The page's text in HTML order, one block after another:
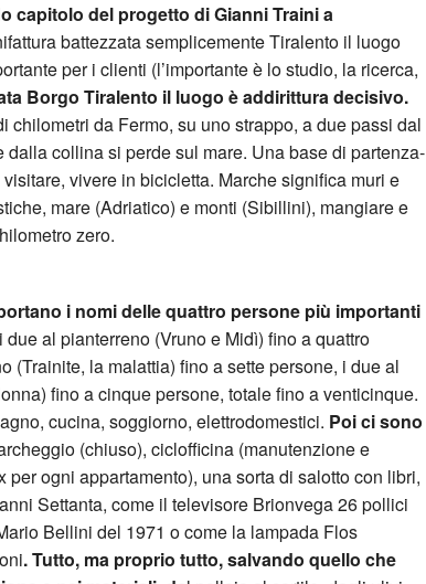
capitolo del progetto di Gianni Traini a
battezzata semplicemente Tiralento il luogo
per i clienti (l’importante è lo studio, la ricerca,
Borgo Tiralento il luogo è addirittura decisivo.
chilometri da Fermo, su uno strappo, a due passi dal
dalla collina si perde sul mare. Una base di partenza-
vivere in bicicletta. Marche significa muri e
mare (Adriatico) e monti (Sibillini), mangiare e
zero.
i nomi delle quattro persone più importanti
due al pianterreno (Vruno e Midì) fino a quattro
(Trainite, la malattia) fino a sette persone, i due al
fino a cinque persone, totale fino a venticinque.
cucina, soggiorno, elettrodomestici. Poi ci sono
(chiuso), ciclofficina (manutenzione e
per ogni appartamento), una sorta di salotto con libri,
Settanta, come il televisore Brionvega 26 pollici
Bellini del 1971 o come la lampada Flos
. Tutto, ma proprio tutto, salvando quello che